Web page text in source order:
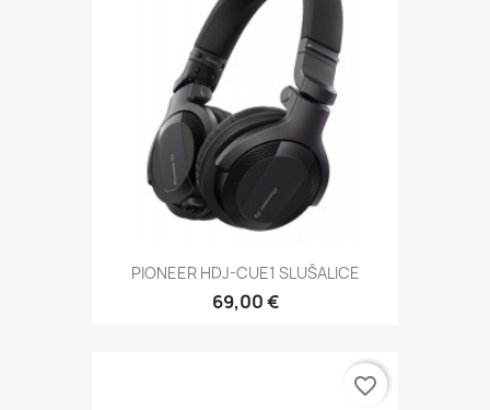
PIONEER HDJ-CUE1 SLUŠALICE
69,00 €
favorite_border